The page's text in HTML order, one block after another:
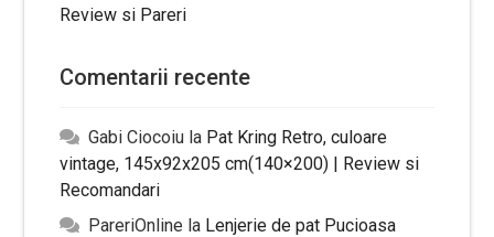
Review si Pareri
Comentarii recente
Gabi Ciocoiu la Pat Kring Retro, culoare
vintage, 145x92x205 cm(140×200) | Review si
Recomandari
PareriOnline la Lenjerie de pat Pucioasa